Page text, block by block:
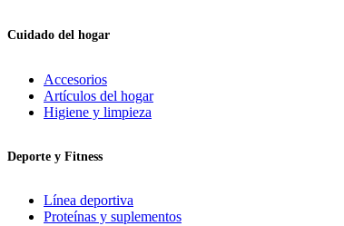
Cuidado del hogar
Accesorios
Artículos del hogar
Higiene y limpieza
Deporte y Fitness
Línea deportiva
Proteínas y suplementos